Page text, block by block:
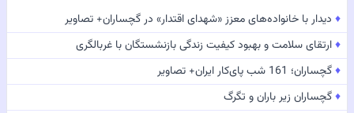
♦ دیدار با خانواده‌های معزز «شهدای اقتدار» در گچساران+ تصاویر
♦ارتقای سلامت و بهبود کیفیت زندگی بازنشستگان با غربالگری
♦گچساران؛ 161 شب پای‌کار ایران+ تصاویر
♦گچساران زیر باران و تگرگ